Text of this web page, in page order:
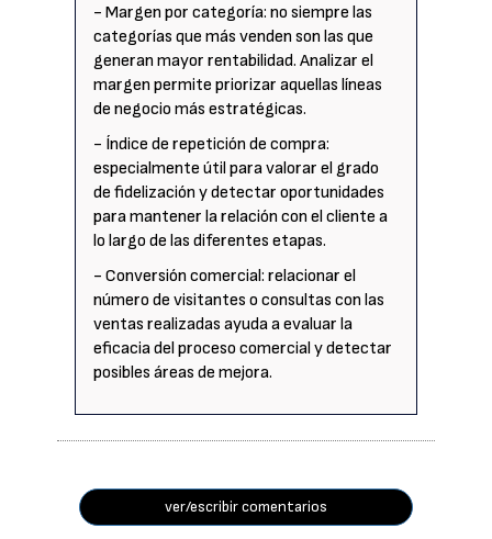
- Margen por categoría: no siempre las
categorías que más venden son las que
generan mayor rentabilidad. Analizar el
margen permite priorizar aquellas líneas
de negocio más estratégicas.
- Índice de repetición de compra:
especialmente útil para valorar el grado
de fidelización y detectar oportunidades
para mantener la relación con el cliente a
lo largo de las diferentes etapas.
- Conversión comercial: relacionar el
número de visitantes o consultas con las
ventas realizadas ayuda a evaluar la
eficacia del proceso comercial y detectar
posibles áreas de mejora.
ver/escribir comentarios